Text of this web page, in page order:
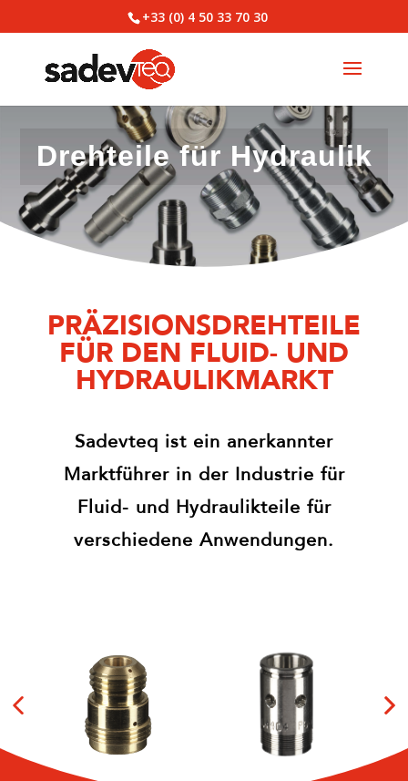
+33 (0) 4 50 33 70 30
Drehteile für Hydraulik
PRÄZISIONSDREHTEILE
FÜR DEN FLUID- UND
HYDRAULIKMARKT
Sadevteq ist ein anerkannter
Marktführer in der Industrie für
Fluid- und Hydraulikteile für
verschiedene Anwendungen.